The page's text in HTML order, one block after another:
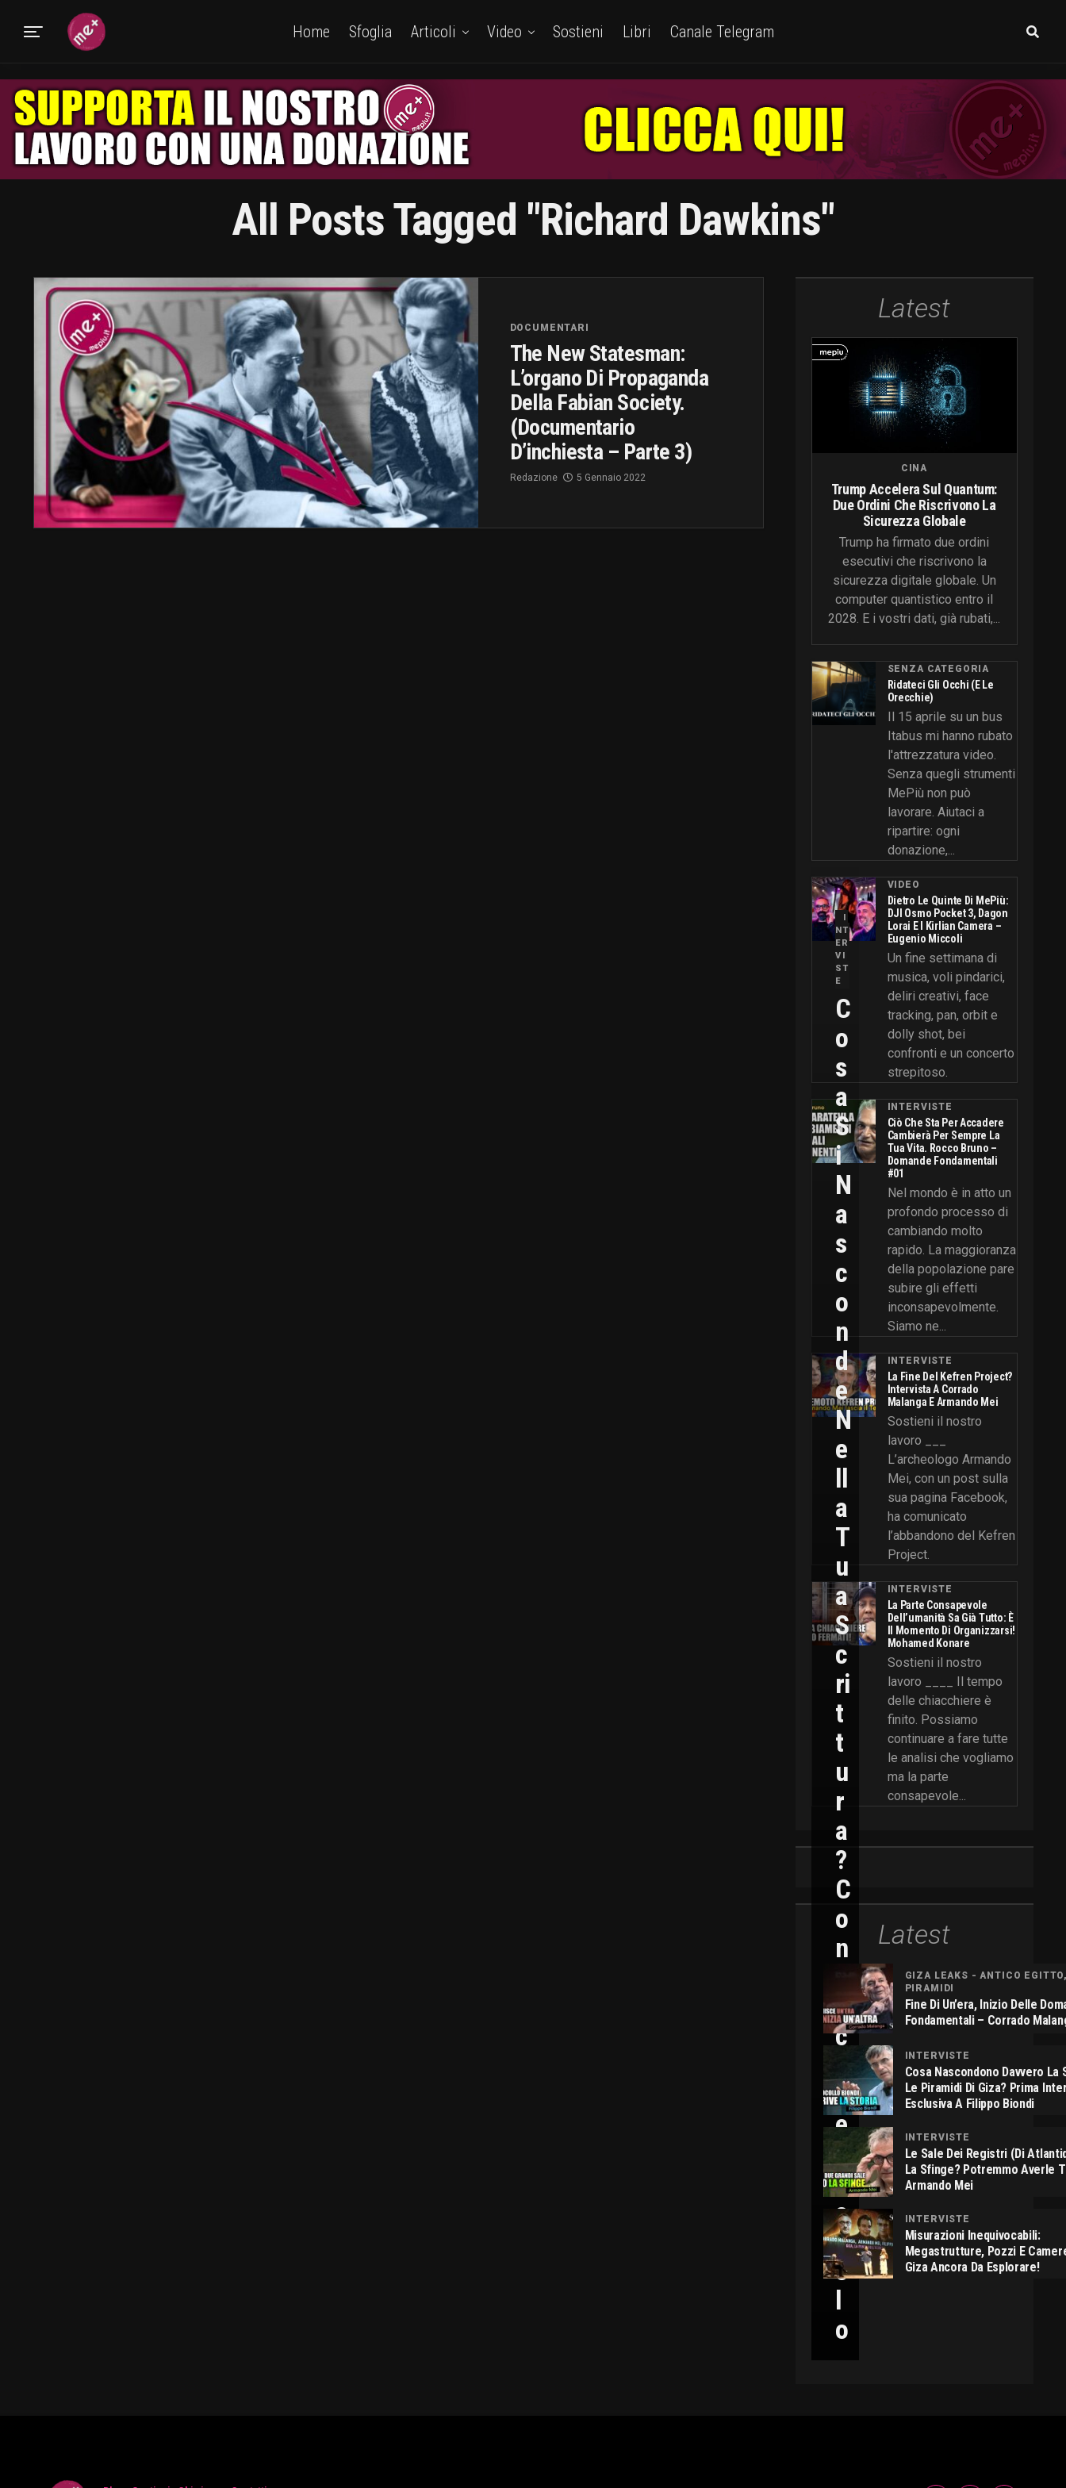
Home Sfoglia Articoli Video Sostieni Libri Canale Telegram
All Posts Tagged "Richard Dawkins"
DOCUMENTARI
The New Statesman:
L’organo Di Propaganda
Della Fabian Society.
(Documentario
D’inchiesta – Parte 3)
Redazione 5 Gennaio 2022
Latest
CINA
Trump Accelera Sul Quantum:
Due Ordini Che Riscrivono La
Sicurezza Globale
Trump ha firmato due ordini
esecutivi che riscrivono la
sicurezza digitale globale. Un
computer quantistico entro il
2028. E i vostri dati, già rubati,...
SENZA CATEGORIA
Ridateci Gli Occhi (e Le
Orecchie)
Il 15 aprile su un bus
Itabus mi hanno rubato
l'attrezzatura video.
Senza quegli strumenti
MePiù non può
lavorare. Aiutaci a
ripartire: ogni
donazione,...
VIDEO
Dietro Le Quinte Di MePiù:
DJI Osmo Pocket 3, Dagon
Lorai E I Kirlian Camera –
Eugenio Miccoli
Un fine settimana di
musica, voli pindarici,
deliri creativi, face
tracking, pan, orbit e
dolly shot, bei
confronti e un concerto
strepitoso.
INTERVISTE
Ciò Che Sta Per Accadere
Cambierà Per Sempre La
Tua Vita. Rocco Bruno –
Domande Fondamentali
#01
Nel mondo è in atto un
profondo processo di
cambiando molto
rapido. La maggioranza
della popolazione pare
subire gli effetti
inconsapevolmente.
Siamo ne...
INTERVISTE
La Fine Del Kefren Project?
Intervista A Corrado
Malanga E Armando Mei
Sostieni il nostro
lavoro ___
L’archeologo Armando
Mei, con un post sulla
sua pagina Facebook,
ha comunicato
l’abbandono del Kefren
Project.
INTERVISTE
La Parte Consapevole
Dell’umanità Sa Già Tutto: È
Il Momento Di Organizzarsi!
Mohamed Konare
Sostieni il nostro
lavoro ____ Il tempo
delle chiacchiere è
finito. Possiamo
continuare a fare tutte
le analisi che vogliamo
ma la parte
consapevole...
Latest
I
NT
ER
VI
ST
E
C
O
S
A
S
I
N
A
S
C
O
N
D
E
N
E
Ll
A
T
U
A
S
C
Ri
T
T
U
R
A
?
C
O
N
I
C
L
E
C
I
C
C
O
L
O
GIZA LEAKS - ANTICO
PIRAMIDI
Fine Di Un’era, Inizio Delle
Fondamentali – Corrado
INTERVISTE
Cosa Nascondono Davvero La
Le Piramidi Di Giza? Prima
Esclusiva A Filippo Biondi
INTERVISTE
Le Sale Dei Registri (di
La Sfinge? Potremmo Averle
Armando Mei
INTERVISTE
Misurazioni Inequivocabili:
Megastrutture, Pozzi E
Giza Ancora Da Esplorare!